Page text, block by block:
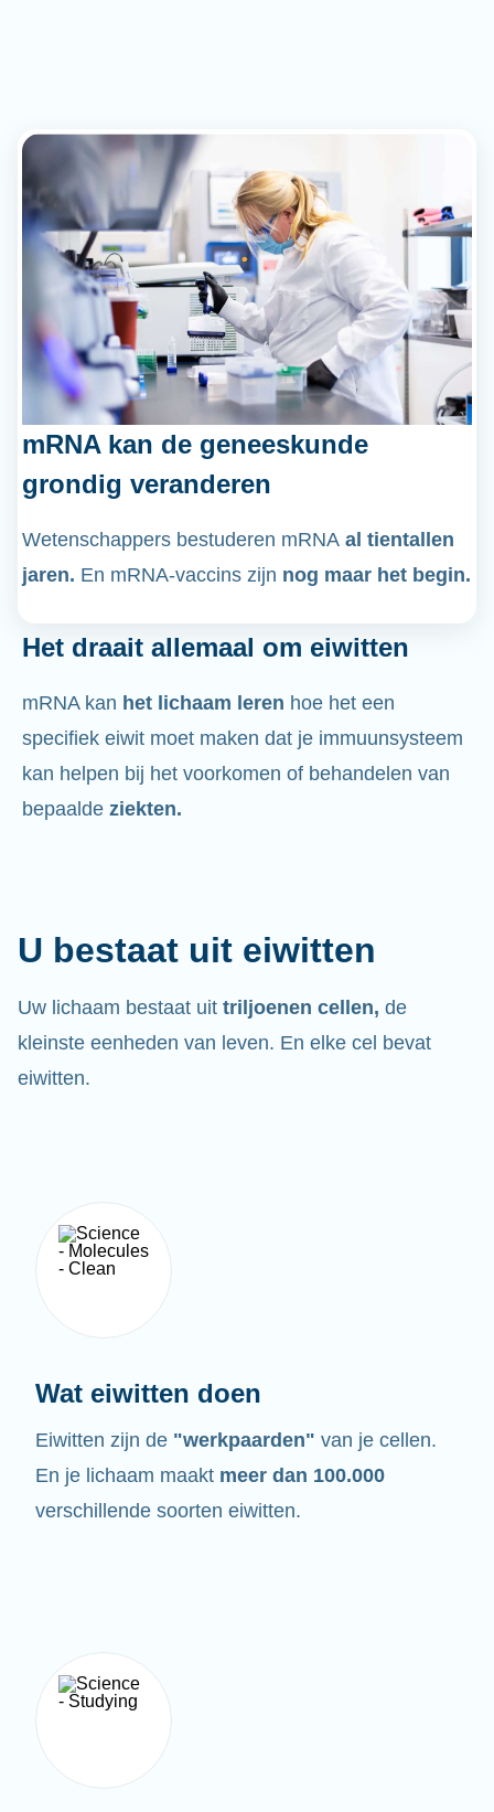
mRNA kan de geneeskunde
grondig veranderen
Wetenschappers bestuderen mRNA al tientallen
jaren. En mRNA-vaccins zijn nog maar het begin.
Het draait allemaal om eiwitten
mRNA kan het lichaam leren hoe het een
specifiek eiwit moet maken dat je immuunsysteem
kan helpen bij het voorkomen of behandelen van
bepaalde ziekten.
U bestaat uit eiwitten
Uw lichaam bestaat uit triljoenen cellen, de
kleinste eenheden van leven. En elke cel bevat
eiwitten.
Wat eiwitten doen
Eiwitten zijn de "werkpaarden" van je cellen.
En je lichaam maakt meer dan 100.000
verschillende soorten eiwitten.